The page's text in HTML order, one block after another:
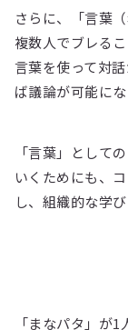
さらに、「言葉
複数人でブレる
言葉を使って対
ば議論が可能に
「言葉」として
いくためにも、
し、組織的な学
「まなパタ」が